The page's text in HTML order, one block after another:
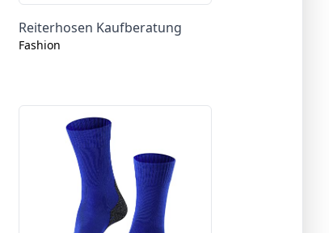
Reiterhosen Kaufberatung
Fashion